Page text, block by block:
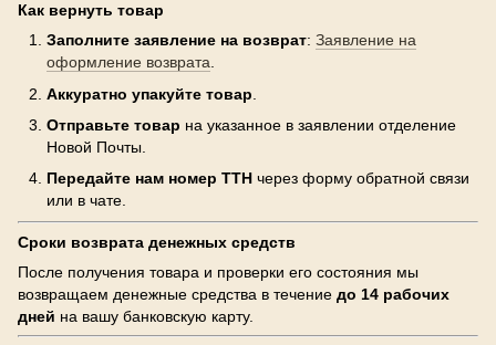
Как вернуть товар
Заполните заявление на возврат: Заявление на
оформление возврата
Аккуратно упакуйте товар
Отправьте товар на указанное в заявлении отделение
Новой Почты.
Передайте нам номер ТТН через форму обратной связи
или в чате.
Сроки возврата денежных средств
После получения товара и проверки его состояния мы
возвращаем денежные средства в течение до 14 рабочих
дней на вашу банковскую карту.